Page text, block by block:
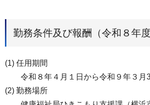
勤務条件及び報酬（令和８年度
(1) 任用期間
令和８年４月１日から令和９年３月
(2) 勤務場所